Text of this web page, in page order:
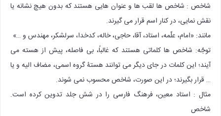
شاخص : شاخص ها لقب ها و عنوان هایی هستند که بدون هیچ نشانه یا
نقش نمایی، در کنار اسم قرار می گیرند.
مانند: «امام، علّمه، استاد، آقا، حاجی، خاله، کدخدا، سرلشکر، مهندس و …»
توجّه: شاخص ها کلماتی هستند که غالباً، بی فاصله، پیش از هسته می
آیند؛ این کلمات در جای دیگر می توانند هستۀ گروه اسمی، مضاف الیه و یا
… قرار بگیرند؛ در این صورت، شاخص محسوب نمی شوند.
مثال : استاد معین، فرهنگ فارسی را در شش جلد تدوین کرده است.
شاخص